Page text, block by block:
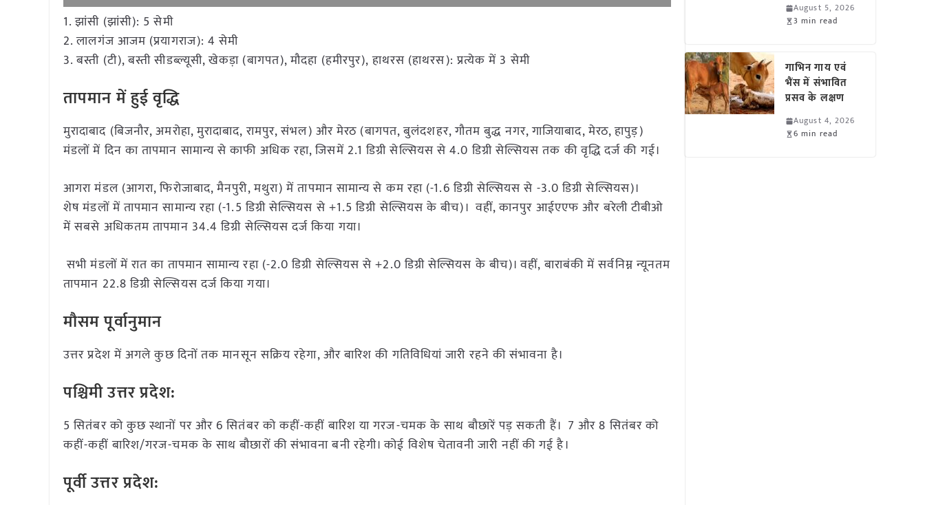
1. झांसी (झांसी): 5 सेमी
2. लालगंज आजम (प्रयागराज): 4 सेमी
3. बस्ती (टी), बस्ती सीडब्ल्यूसी, खेकड़ा (बागपत), मौदहा (हमीरपुर), हाथरस (हाथरस): प्रत्येक में 3 सेमी
तापमान में हुई वृद्धि
मुरादाबाद (बिजनौर, अमरोहा, मुरादाबाद, रामपुर, संभल) और मेरठ (बागपत, बुलंदशहर, गौतम बुद्ध नगर, गाजियाबाद, मेरठ, हापुड़)
मंडलों में दिन का तापमान सामान्य से काफी अधिक रहा, जिसमें 2.1 डिग्री सेल्सियस से 4.0 डिग्री सेल्सियस तक की वृद्धि दर्ज की गई।
आगरा मंडल (आगरा, फिरोजाबाद, मैनपुरी, मथुरा) में तापमान सामान्य से कम रहा (-1.6 डिग्री सेल्सियस से -3.0 डिग्री सेल्सियस)।
शेष मंडलों में तापमान सामान्य रहा (-1.5 डिग्री सेल्सियस से +1.5 डिग्री सेल्सियस के बीच)। वहीं, कानपुर आईएएफ और बरेली टीबीओ
में सबसे अधिकतम तापमान 34.4 डिग्री सेल्सियस दर्ज किया गया।
सभी मंडलों में रात का तापमान सामान्य रहा (-2.0 डिग्री सेल्सियस से +2.0 डिग्री सेल्सियस के बीच)। वहीं, बाराबंकी में सर्वनिम्न न्यूनतम
तापमान 22.8 डिग्री सेल्सियस दर्ज किया गया।
मौसम पूर्वानुमान
उत्तर प्रदेश में अगले कुछ दिनों तक मानसून सक्रिय रहेगा, और बारिश की गतिविधियां जारी रहने की संभावना है।
पश्चिमी उत्तर प्रदेश:
5 सितंबर को कुछ स्थानों पर और 6 सितंबर को कहीं-कहीं बारिश या गरज-चमक के साथ बौछारें पड़ सकती हैं। 7 और 8 सितंबर को
कहीं-कहीं बारिश/गरज-चमक के साथ बौछारों की संभावना बनी रहेगी। कोई विशेष चेतावनी जारी नहीं की गई है।
पूर्वी उत्तर प्रदेश:
August 5, 2026
3 min read
गाभिन गाय एवं
भैंस में संभावित
प्रसव के लक्षण
August 4, 2026
6 min read